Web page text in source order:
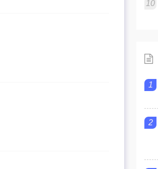
10
1
2